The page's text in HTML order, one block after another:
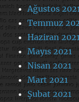
Ağustos
Temmuz
Haziran
Mayıs 2021
Nisan 2021
Mart 2021
Şubat 2021